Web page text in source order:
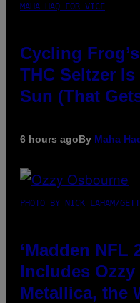
MAHA HAQ FOR VICE
Cycling
THC Seltzer
Sun (That
6 hours agoBy Maha
PHOTO BY NICK LAHAM/
‘Madden NFL
Includes
Metallica, the